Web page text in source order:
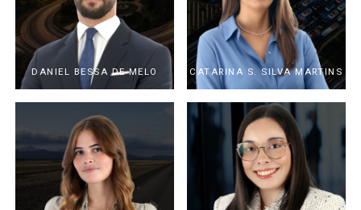
DANIEL BESSA DE MELO CATARINA S. SILVA MARTINS